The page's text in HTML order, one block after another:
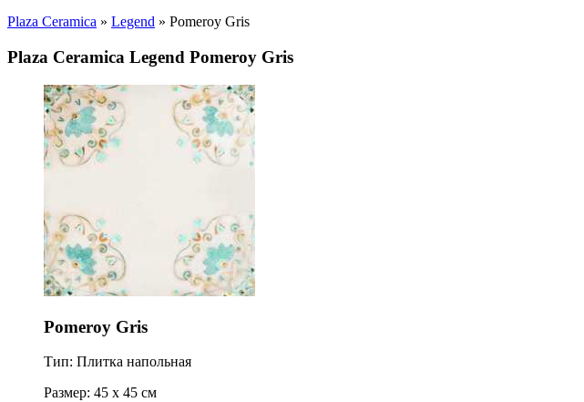
Plaza Ceramica » Legend » Pomeroy Gris
Plaza Ceramica Legend Pomeroy Gris
Pomeroy Gris
Тип: Плитка напольная
Размер: 45 x 45 см